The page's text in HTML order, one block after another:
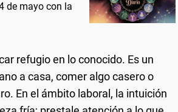
de mayo con la
refugio en lo conocido. Es un
a casa, comer algo casero o
En el ámbito laboral, la intuición